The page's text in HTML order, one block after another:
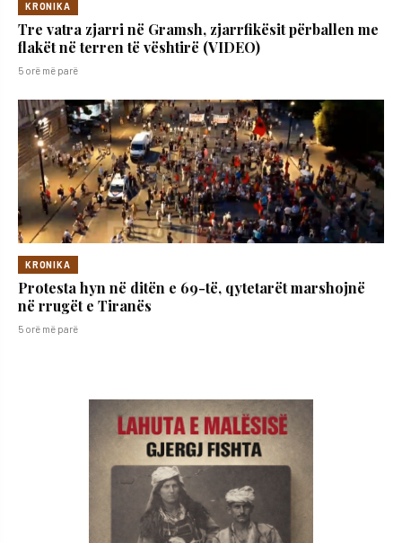
KRONIKA
Tre vatra zjarri në Gramsh, zjarrfikësit përballen me
flakët në terren të vështirë (VIDEO)
5 orë më parë
KRONIKA
Protesta hyn në ditën e 69-të, qytetarët marshojnë
në rrugët e Tiranës
5 orë më parë